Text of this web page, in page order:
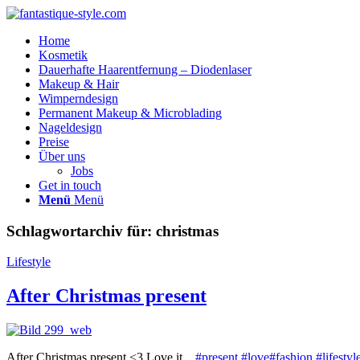
Home
Kosmetik
Dauerhafte Haarentfernung – Diodenlaser
Makeup & Hair
Wimperndesign
Permanent Makeup & Microblading
Nageldesign
Preise
Über uns
Jobs
Get in touch
Menü Menü
Schlagwortarchiv für: christmas
Lifestyle
After Christmas present